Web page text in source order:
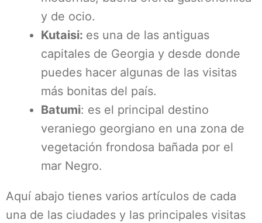
y de ocio.
Kutaisi: es una de las antiguas
capitales de Georgia y desde donde
puedes hacer algunas de las visitas
más bonitas del país.
Batumi: es el principal destino
veraniego georgiano en una zona de
vegetación frondosa bañada por el
mar Negro.
Aquí abajo tienes varios artículos de cada
una de las ciudades y las principales visitas